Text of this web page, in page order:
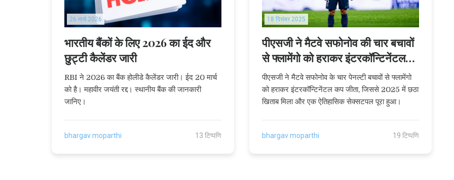
26 मार्च 2026
भारतीय बैंकों के लिए 2026 का ईद और
छुट्टी कैलेंडर जारी
RBI ने 2026 का बैंक होलीडे कैलेंडर जारी। ईद 20 मार्च
को है। महावीर जयंती रद्द। स्थानीय बैंक की जानकारी
जानिए।
bhargav moparthi 13 टिप्पणि
18 दिसंबर 2025
पीएसजी ने मैटवे सफोनोव की चार बचावों
से फ्लामेंगो को हराकर इंटरकॉन्टिनेंटल
कप जीता
पीएसजी ने मैटवे सफोनोव के चार पेनल्टी बचावों से फ्लामेंगो
को हराकर इंटरकॉन्टिनेंटल कप जीता, जिससे 2025 में छठा
खिताब मिला और एक ऐतिहासिक सेक्सटपल पूरा हुआ।
bhargav moparthi 19 टिप्पणि